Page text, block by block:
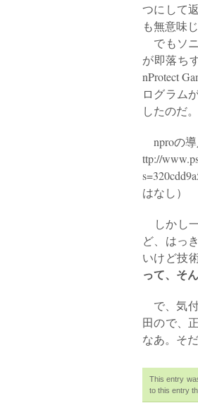
つにして
も無意味じ
でもソ
が即落ち
nProtect
ログラム
したのだ
nproの導
ttp://
はなし）
しかし
ど、はっ
いけど技
って、そ
で、気
田ので、
なあ。そ
This entry
to this entry